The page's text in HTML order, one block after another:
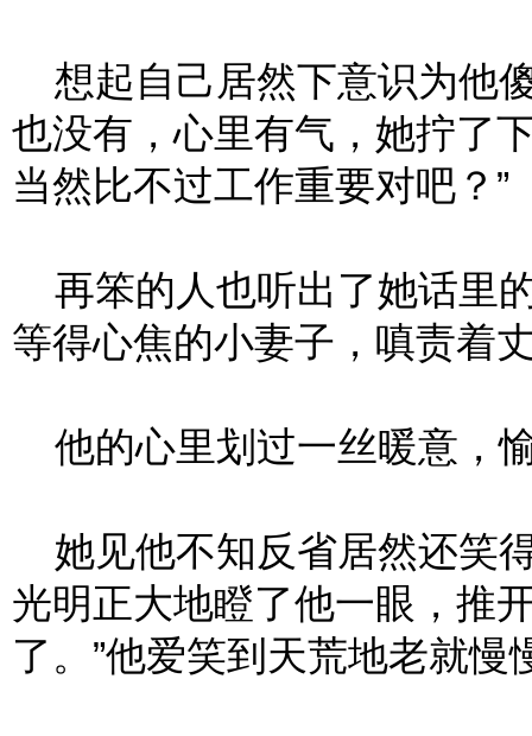
想起自己居然下意识为他
也没有，心里有气，她拧了
当然比不过工作重要对吧？”
再笨的人也听出了她话里
等得心焦的小妻子，嗔责着
他的心里划过一丝暖意，
她见他不知反省居然还笑
光明正大地瞪了他一眼，推
了。”他爱笑到天荒地老就